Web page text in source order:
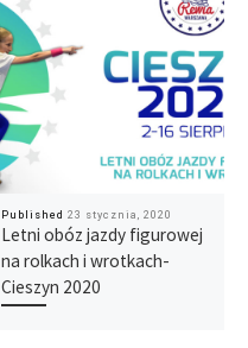
Published 23 stycznia, 2020
Letni obóz jazdy figurowej
na rolkach i wrotkach-
Cieszyn 2020